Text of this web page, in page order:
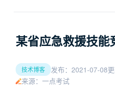
某省应急救援技能
技术博客 发布：2021-07-08
来源：一点考试